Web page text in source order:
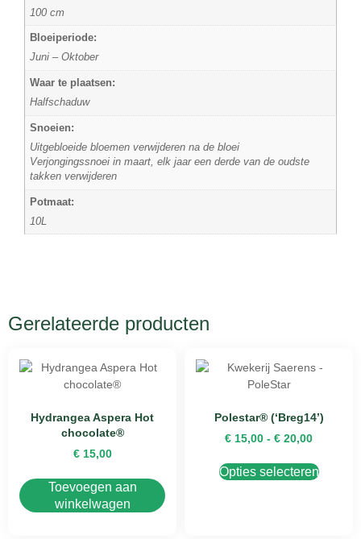
100 cm
Bloeiperiode:
Juni – Oktober
Waar te plaatsen:
Halfschaduw
Snoeien:
Uitgebloeide bloemen verwijderen na de bloei
Verjongingssnoei in maart, elk jaar een derde van de oudste
takken verwijderen
Potmaat:
10L
Gerelateerde producten
Hydrangea Aspera Hot
chocolate®
€15,00
Toevoegen aan
winkelwagen
Polestar® (‘Breg14’)
€ 15,00 - € 20,00
Opties selecteren